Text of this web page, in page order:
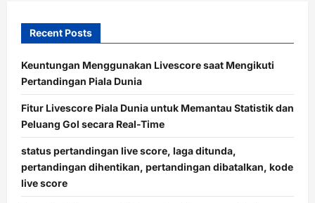
Recent Posts
Keuntungan Menggunakan Livescore saat Mengikuti
Pertandingan Piala Dunia
Fitur Livescore Piala Dunia untuk Memantau Statistik dan
Peluang Gol secara Real-Time
status pertandingan live score, laga ditunda,
pertandingan dihentikan, pertandingan dibatalkan, kode
live score